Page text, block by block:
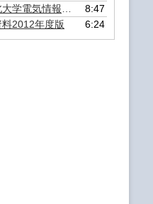
紹介資料2012年度版
8:47
2012年度版 6:24